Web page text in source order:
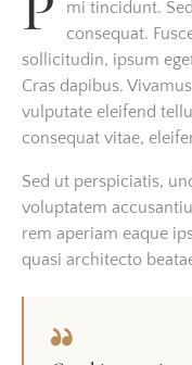
mi tincidunt.
consequat.
sollicitudin, ipsum
Cras dapibus.
vulputate eleifend
consequat vitae,
Sed ut perspiciatis,
voluptatem
rem aperiam eaque
quasi architecto